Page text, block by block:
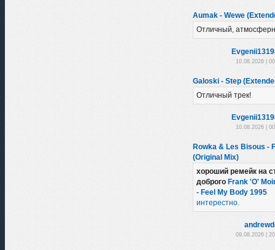
Aumak - Wewe
Отличный,
10.08.2026 |
Galoski - Step
Отличный трек!
10.08.2026 |
Rowka & Les Bisous -
(Original Mix)
хороший ремейк на
доброго Frank 'O'
- Feel My Body 1995
интерестно.
09.08.2026 |